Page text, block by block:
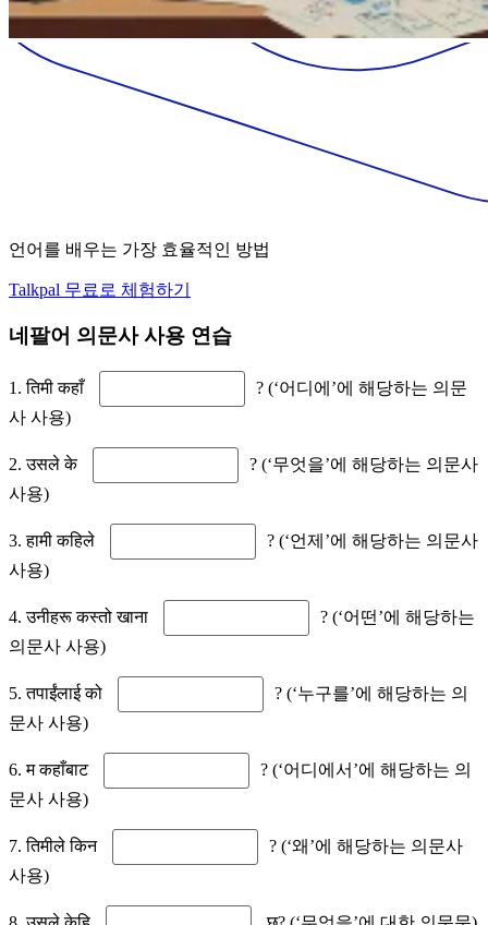
언어를 배우는 가장 효율적인 방법
Talkpal 무료로 체험하기
네팔어 의문사 사용 연습
1. तिमी कहाँ
? (‘어디에’에 해당하는 의문
사 사용)
2. उसले के
? (‘무엇을’에 해당하는 의문사
사용)
3. हामी कहिले
? (‘언제’에 해당하는 의문사
사용)
4. उनीहरू कस्तो खाना
? (‘어떤’에 해당하는
의문사 사용)
5. तपाईंलाई को
? (‘누구를’에 해당하는 의
문사 사용)
6. म कहाँबाट
? (‘어디에서’에 해당하는 의
문사 사용)
7. तिमीले किन
? (‘왜’에 해당하는 의문사
사용)